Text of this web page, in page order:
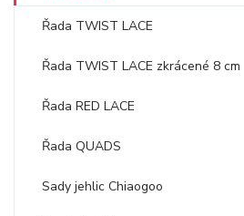
Řada TWIST LACE
Řada TWIST LACE zkrácené 8 cm
Řada RED LACE
Řada QUADS
Sady jehlic Chiaogoo